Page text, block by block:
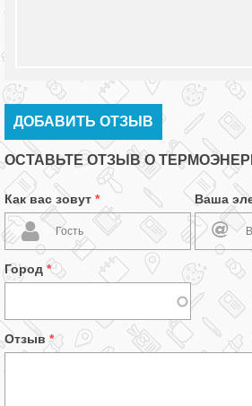
ДОБАВИТЬ ОТЗЫВ
ОСТАВЬТЕ ОТЗЫВ О
Как вас зовут * Ваша
Город *
Отзыв *